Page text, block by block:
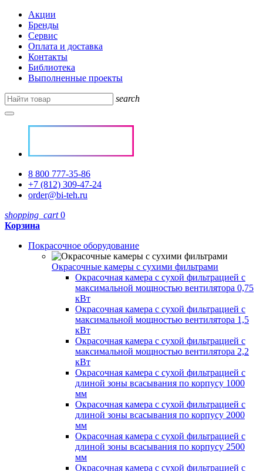
Акции
Бренды
Сервис
Оплата и доставка
Контакты
Библиотека
Выполненные проекты
search
8 800 777-35-86
+7 (812) 309-47-24
order@bi-teh.ru
shopping_cart 0
Корзина
Покрасочное оборудование
Окрасочные камеры с сухими фильтрами
Окрасочная камера с сухой фильтрацией с
максимальной мощностью вентилятора 0,75
кВт
Окрасочная камера с сухой фильтрацией с
максимальной мощностью вентилятора 1,5
кВт
Окрасочная камера с сухой фильтрацией с
максимальной мощностью вентилятора 2,2
кВт
Окрасочная камера с сухой фильтрацией с
длиной зоны всасывания по корпусу 1000
мм
Окрасочная камера с сухой фильтрацией с
длиной зоны всасывания по корпусу 2000
мм
Окрасочная камера с сухой фильтрацией с
длиной зоны всасывания по корпусу 2500
мм
Окрасочная камера с сухой фильтрацией с